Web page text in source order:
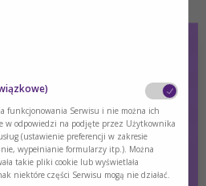
control and ensure optimal
frequent adjustments of the
funkcjonowania Serwisu i nie można ich
w odpowiedzi na podjęte przez Użytkownika
(ustawienie preferencji w zakresie
wypełnianie formularzy itp.). Można
takie pliki cookie lub wyświetlała
niektóre części Serwisu mogą nie działać.